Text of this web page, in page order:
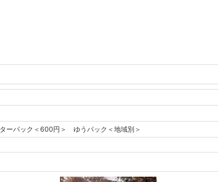
ーパック＜600円＞ ゆうパック＜地域別＞